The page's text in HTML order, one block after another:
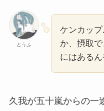
とうふ
ケンカッ
か、摂取
にはある
久我が五十嵐からの一